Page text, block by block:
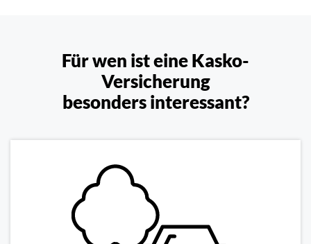
Für wen ist eine Kasko-
Versicherung
besonders interessant?